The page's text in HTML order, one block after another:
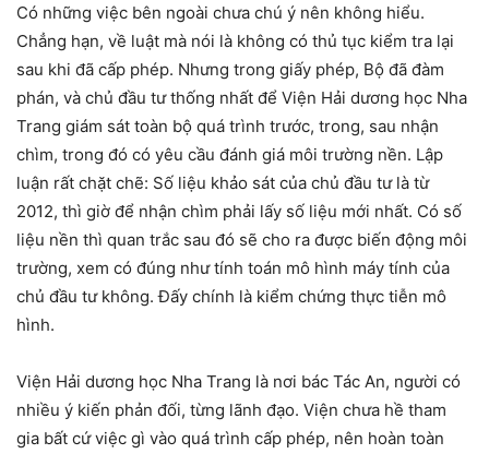
Có những việc bên ngoài chưa chú ý nên không hiểu.
Chẳng hạn, về luật mà nói là không có thủ tục kiểm tra lại
sau khi đã cấp phép. Nhưng trong giấy phép, Bộ đã đàm
phán, và chủ đầu tư thống nhất để Viện Hải dương học Nha
Trang giám sát toàn bộ quá trình trước, trong, sau nhận
chìm, trong đó có yêu cầu đánh giá môi trường nền. Lập
luận rất chặt chẽ: Số liệu khảo sát của chủ đầu tư là từ
2012, thì giờ để nhận chìm phải lấy số liệu mới nhất. Có số
liệu nền thì quan trắc sau đó sẽ cho ra được biến động môi
trường, xem có đúng như tính toán mô hình máy tính của
chủ đầu tư không. Đấy chính là kiểm chứng thực tiễn mô
hình.
Viện Hải dương học Nha Trang là nơi bác Tác An, người có
nhiều ý kiến phản đối, từng lãnh đạo. Viện chưa hề tham
gia bất cứ việc gì vào quá trình cấp phép, nên hoàn toàn